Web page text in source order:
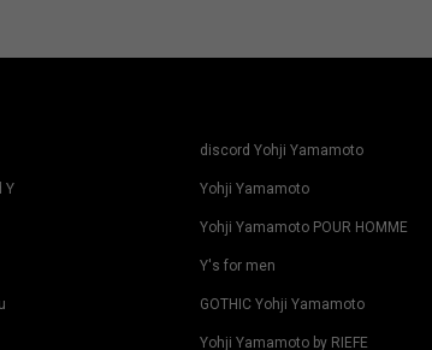
Y
discord Yohji Yamamoto
Yohji Yamamoto
Yohji Yamamoto POUR HOMME
Y's for men
GOTHIC Yohji Yamamoto
Yohji Yamamoto by RIEFE